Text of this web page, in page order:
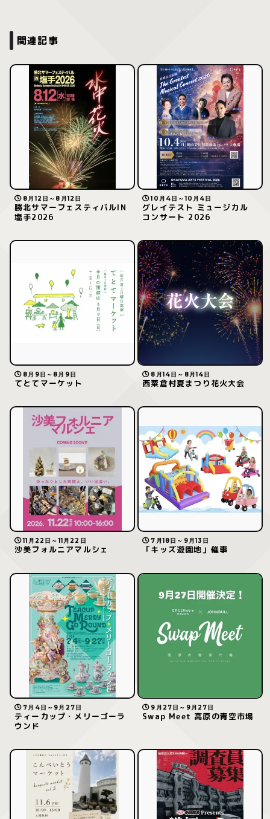
関連記事
8月12日～8月12日
勝北サマーフェスティバルIN
塩手2026
10月4日～10月4日
グレイテスト ミュージカル
コンサート 2026
8月9日～8月9日
てとてマーケット
8月14日～8月14日
西粟倉村夏まつり花火大会
11月22日～11月22日
沙美フォルニアマルシェ
7月18日～9月13日
「キッズ遊園地」催事
7月4日～9月27日
ティーカップ・メリーゴーラ
ウンド
9月27日～9月27日
Swap Meet 高原の青空市場